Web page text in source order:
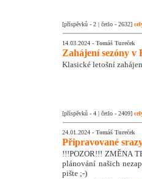
[příspěvků - 2 | četlo - 2632]
14.03.2024 - Tomáš Tureček
Zahájení sezóny v
Klasické letošní
[příspěvků - 4 | četlo - 2409]
24.01.2024 - Tomáš Tureček
Připravované
!!!POZOR!!! ZMĚNA
plánování našich
pište ;-)